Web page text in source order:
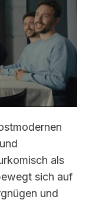
als
sich auf
und